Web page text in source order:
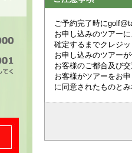
ご予約完了時に
お申し込みのツアー
確定するまでクレジッ
お申し込みのツアー
お客様のご都合及び
お客様がツアーをお
に同意されたものとみ